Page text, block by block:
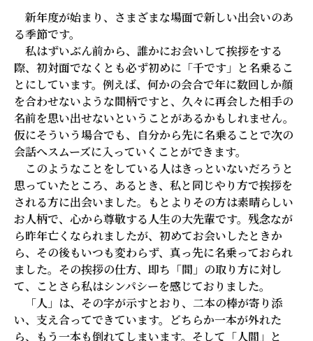
新年度が始まり、さまざまな場面で新しい出会いのあ
る季節です。
私はずいぶん前から、誰かにお会いして挨拶をする
際、初対面でなくとも必ず初めに「千です」と名乗るこ
とにしています。例えば、何かの会合で年に数回しか顔
を合わせないような間柄ですと、久々に再会した相手の
名前を思い出せないということがあるかもしれません。
仮にそういう場合でも、自分から先に名乗ることで次の
会話へスムーズに入っていくことができます。
このようなことをしている人はきっといないだろうと
思っていたところ、あるとき、私と同じやり方で挨拶を
される方に出会いました。もとよりその方は素晴らしい
お人柄で、心から尊敬する人生の大先輩です。残念なが
ら昨年亡くなられましたが、初めてお会いしたときか
ら、その後もいつも変わらず、真っ先に名乗っておられ
ました。その挨拶の仕方、即ち「間」の取り方に対し
て、ことさら私はシンパシーを感じておりました。
「人」は、その字が示すとおり、二本の棒が寄り添
い、支え合ってできています。どちらか一本が外れた
ら、もう一本も倒れてしまいます。そして「人間」と